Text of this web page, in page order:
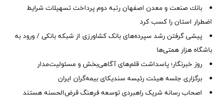
بانك صنعت و معدن اصفهان رتبه دوم پرداخت تسهیلات شرایط
اضطرار استان را كسب كرد
پیشی گرفتن رشد سپرده‌های بانک کشاورزی از شبکه بانکی / ورود به
باشگاه هزار همتی‌ها
روز خبرنگار؛ پاسداشت قلم‌های آگاهی‌بخش و مسئولیت‌مدار
برگزاری جلسه هیئت رئیسه سندیکای بیمه‌گران ایران
اصحاب رسانه شریک راهبردی توسعه فرهنگ قرض‌الحسنه هستند